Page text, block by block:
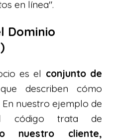
en línea".
Dominio
es el conjunto de
describen cómo
nuestro ejemplo de
código trata de
nuestro cliente,